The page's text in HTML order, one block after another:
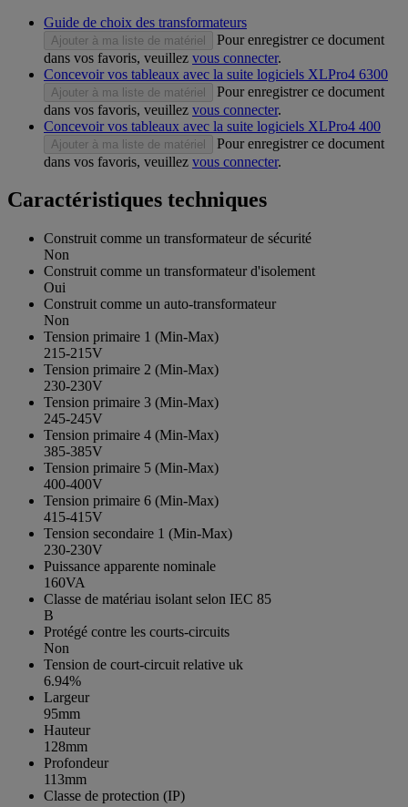
Guide de choix des transformateurs
Ajouter à ma liste de matériel
Pour enregistrer ce document
dans vos favoris, veuillez vous connecter.
Concevoir vos tableaux avec la suite logiciels XLPro4 6300
Ajouter à ma liste de matériel
Pour enregistrer ce document
dans vos favoris, veuillez vous connecter.
Concevoir vos tableaux avec la suite logiciels XLPro4 400
Ajouter à ma liste de matériel
Pour enregistrer ce document
dans vos favoris, veuillez vous connecter.
Caractéristiques techniques
Construit comme un transformateur de sécurité
Non
Construit comme un transformateur d'isolement
Oui
Construit comme un auto-transformateur
Non
Tension primaire 1 (Min-Max)
215-215V
Tension primaire 2 (Min-Max)
230-230V
Tension primaire 3 (Min-Max)
245-245V
Tension primaire 4 (Min-Max)
385-385V
Tension primaire 5 (Min-Max)
400-400V
Tension primaire 6 (Min-Max)
415-415V
Tension secondaire 1 (Min-Max)
230-230V
Puissance apparente nominale
160VA
Classe de matériau isolant selon IEC 85
B
Protégé contre les courts-circuits
Non
Tension de court-circuit relative uk
6.94%
Largeur
95mm
Hauteur
128mm
Profondeur
113mm
Classe de protection (IP)